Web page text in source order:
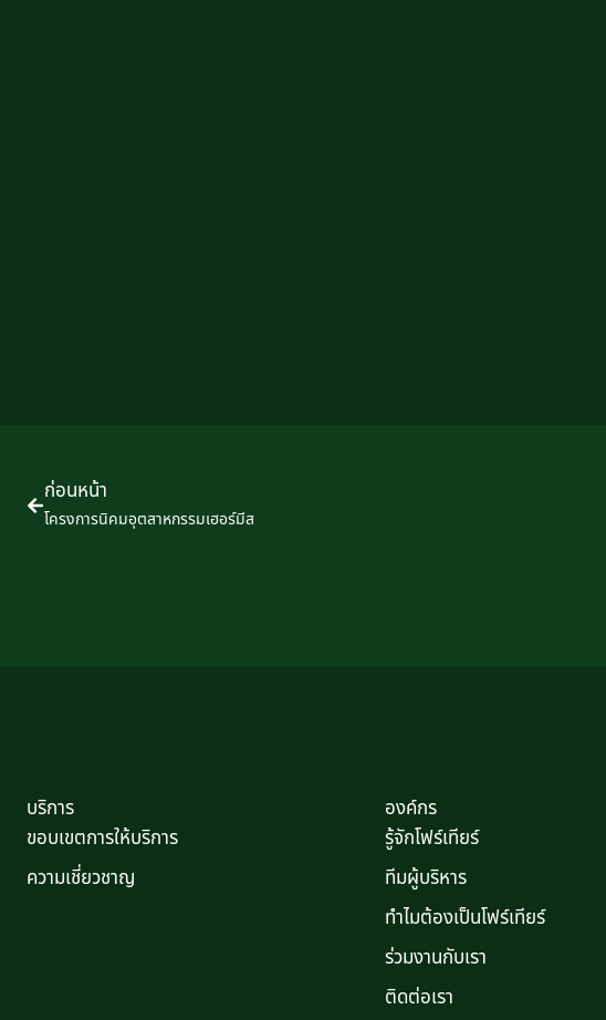
ก่อนหน้า
โครงการนิคมอุตสาหกรรมเฮอร์มีส
บริการ
ขอบเขตการให้บริการ
ความเชี่ยวชาญ
องค์กร
รู้จักโฟร์เทียร์
ทีมผู้บริหาร
ทำไมต้องเป็นโฟร์เทียร์
ร่วมงานกับเรา
ติดต่อเรา